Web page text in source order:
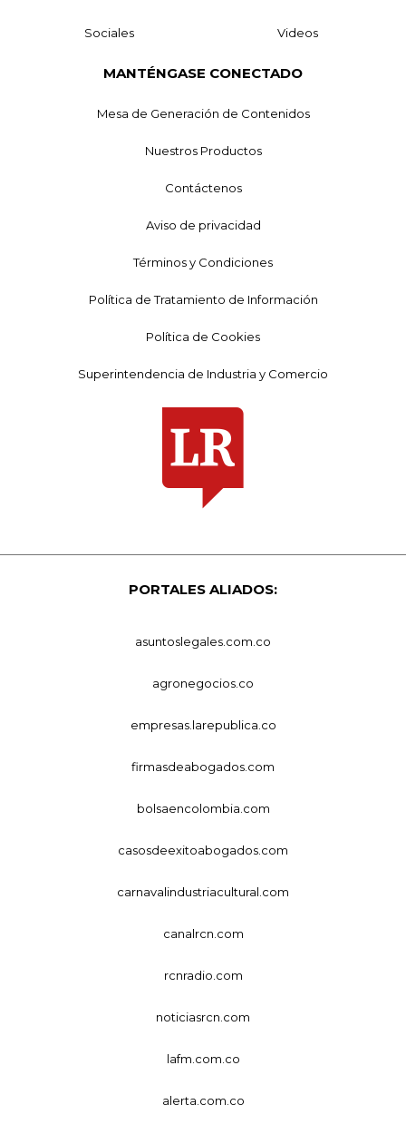
Sociales Videos
MANTÉNGASE CONECTADO
Mesa de Generación de Contenidos
Nuestros Productos
Contáctenos
Aviso de privacidad
Términos y Condiciones
Política de Tratamiento de Información
Política de Cookies
Superintendencia de Industria y Comercio
PORTALES ALIADOS:
asuntoslegales.com.co
agronegocios.co
empresas.larepublica.co
firmasdeabogados.com
bolsaencolombia.com
casosdeexitoabogados.com
carnavalindustriacultural.com
canalrcn.com
rcnradio.com
noticiasrcn.com
lafm.com.co
alerta.com.co